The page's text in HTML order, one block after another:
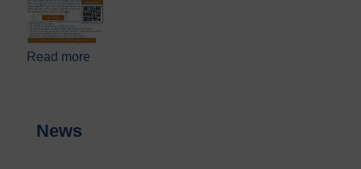
Read more
News